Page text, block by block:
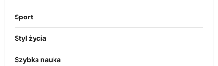
Sport
Styl życia
Szybka nauka